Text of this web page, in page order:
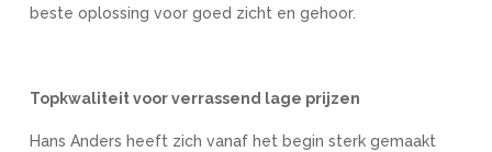
beste oplossing voor goed zicht en gehoor.
Topkwaliteit voor verrassend lage prijzen
Hans Anders heeft zich vanaf het begin sterk gemaakt